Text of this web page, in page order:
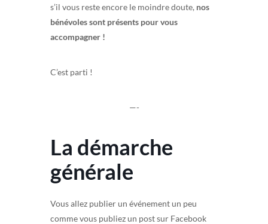
s’il vous reste encore le moindre doute, nos
bénévoles sont présents pour vous
accompagner !
C’est parti !
—-
La démarche
générale
Vous allez publier un événement un peu
comme vous publiez un post sur Facebook